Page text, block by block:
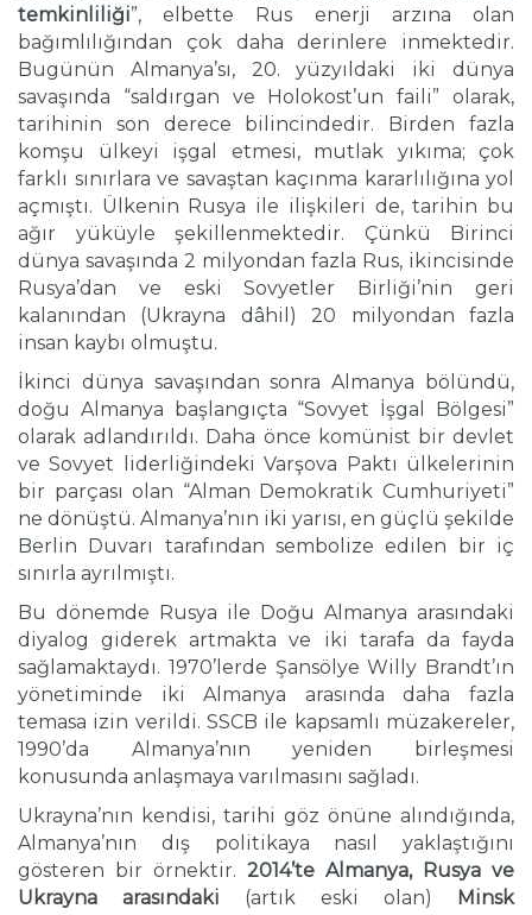
temkinliliği”, elbette Rus enerji arzına olan
bağımlılığından çok daha derinlere inmektedir.
Bugünün Almanya’sı, 20. yüzyıldaki iki dünya
savaşında “saldırgan ve Holokost’un faili” olarak,
tarihinin son derece bilincindedir. Birden fazla
komşu ülkeyi işgal etmesi, mutlak yıkıma; çok
farklı sınırlara ve savaştan kaçınma kararlılığına yol
açmıştı. Ülkenin Rusya ile ilişkileri de, tarihin bu
ağır yüküyle şekillenmektedir. Çünkü Birinci
dünya savaşında 2 milyondan fazla Rus, ikincisinde
Rusya’dan ve eski Sovyetler Birliği’nin geri
kalanından (Ukrayna dâhil) 20 milyondan fazla
insan kaybı olmuştu.
İkinci dünya savaşından sonra Almanya bölündü,
doğu Almanya başlangıçta “Sovyet İşgal Bölgesi”
olarak adlandırıldı. Daha önce komünist bir devlet
ve Sovyet liderliğindeki Varşova Paktı ülkelerinin
bir parçası olan “Alman Demokratik Cumhuriyeti”
ne dönüştü. Almanya’nın iki yarısı, en güçlü şekilde
Berlin Duvarı tarafından sembolize edilen bir iç
sınırla ayrılmıştı.
Bu dönemde Rusya ile Doğu Almanya arasındaki
diyalog giderek artmakta ve iki tarafa da fayda
sağlamaktaydı. 1970’lerde Şansölye Willy Brandt’ın
yönetiminde iki Almanya arasında daha fazla
temasa izin verildi. SSCB ile kapsamlı müzakereler,
1990’da Almanya’nın yeniden birleşmesi
konusunda anlaşmaya varılmasını sağladı.
Ukrayna’nın kendisi, tarihi göz önüne alındığında,
Almanya’nın dış politikaya nasıl yaklaştığını
gösteren bir örnektir. 2014’te Almanya, Rusya ve
Ukrayna arasındaki (artık eski olan)
Minsk